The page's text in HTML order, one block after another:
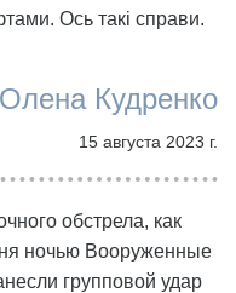
Ось такі справи.
Олена Кудренко
15 августа 2023 г.
обстрела, как
ночью Вооруженные
групповой удар